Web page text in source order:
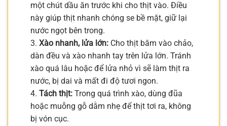
một chút dầu ăn trước khi cho thịt vào. Điều
này giúp thịt nhanh chóng se bề mặt, giữ lại
nước ngọt bên trong.
3. Xào nhanh, lửa lớn: Cho thịt băm vào chảo,
dàn đều và xào nhanh tay trên lửa lớn. Tránh
xào quá lâu hoặc để lửa nhỏ vì sẽ làm thịt ra
nước, bị dai và mất đi độ tươi ngon.
4. Tách thịt: Trong quá trình xào, dùng đũa
hoặc muỗng gỗ dằm nhẹ để thịt tơi ra, không
bị vón cục.